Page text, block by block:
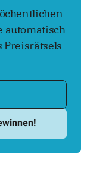
automatisch
Preisrätsels